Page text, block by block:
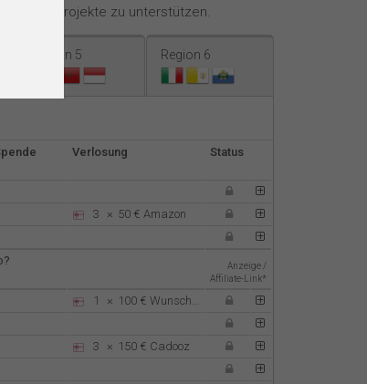
zu unterstützen.
Region 5 Region 6
Verlosung Status
3 × 50 € Amazon
Anzeige /
Affiliate-Link*
1 × 100 € Wunschgutschein
3 × 150 € Cadooz
English
Français